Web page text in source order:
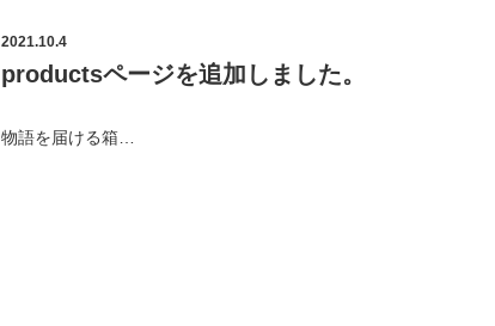
2021.10.4
productsページを追加しました。
物語を届ける箱…